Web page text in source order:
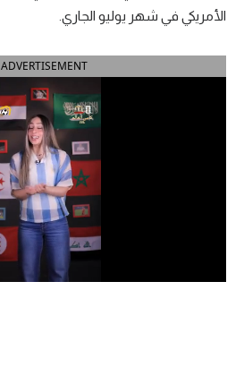
الدوري الإسباني
الدوري السعودي للمحترفين
الأمريكي في شهر يوليو الجاري.
ADVERTISEMENT